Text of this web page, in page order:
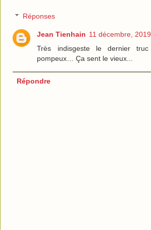
Réponses
Jean Tienhain 11 décembre,
Très indisgeste le dernier
pompeux… Ça sent le vieux...
Répondre